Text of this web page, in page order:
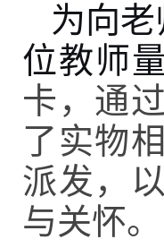
为向
位教师
卡，通
了实物
派发，
与关怀。